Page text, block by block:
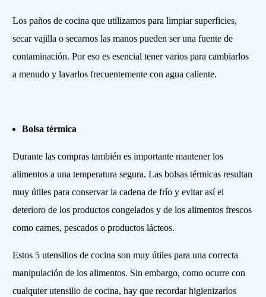
Los paños de cocina que utilizamos para limpiar superficies,
secar vajilla o secarnos las manos pueden ser una fuente de
contaminación. Por eso es esencial tener varios para cambiarlos
a menudo y lavarlos frecuentemente con agua caliente.
Bolsa térmica
Durante las compras también es importante mantener los
alimentos a una temperatura segura. Las bolsas térmicas resultan
muy útiles para conservar la cadena de frío y evitar así el
deterioro de los productos congelados y de los alimentos frescos
como carnes, pescados o productos lácteos.
Estos 5 utensilios de cocina son muy útiles para una correcta
manipulación de los alimentos. Sin embargo, como ocurre con
cualquier utensilio de cocina, hay que recordar higienizarlos